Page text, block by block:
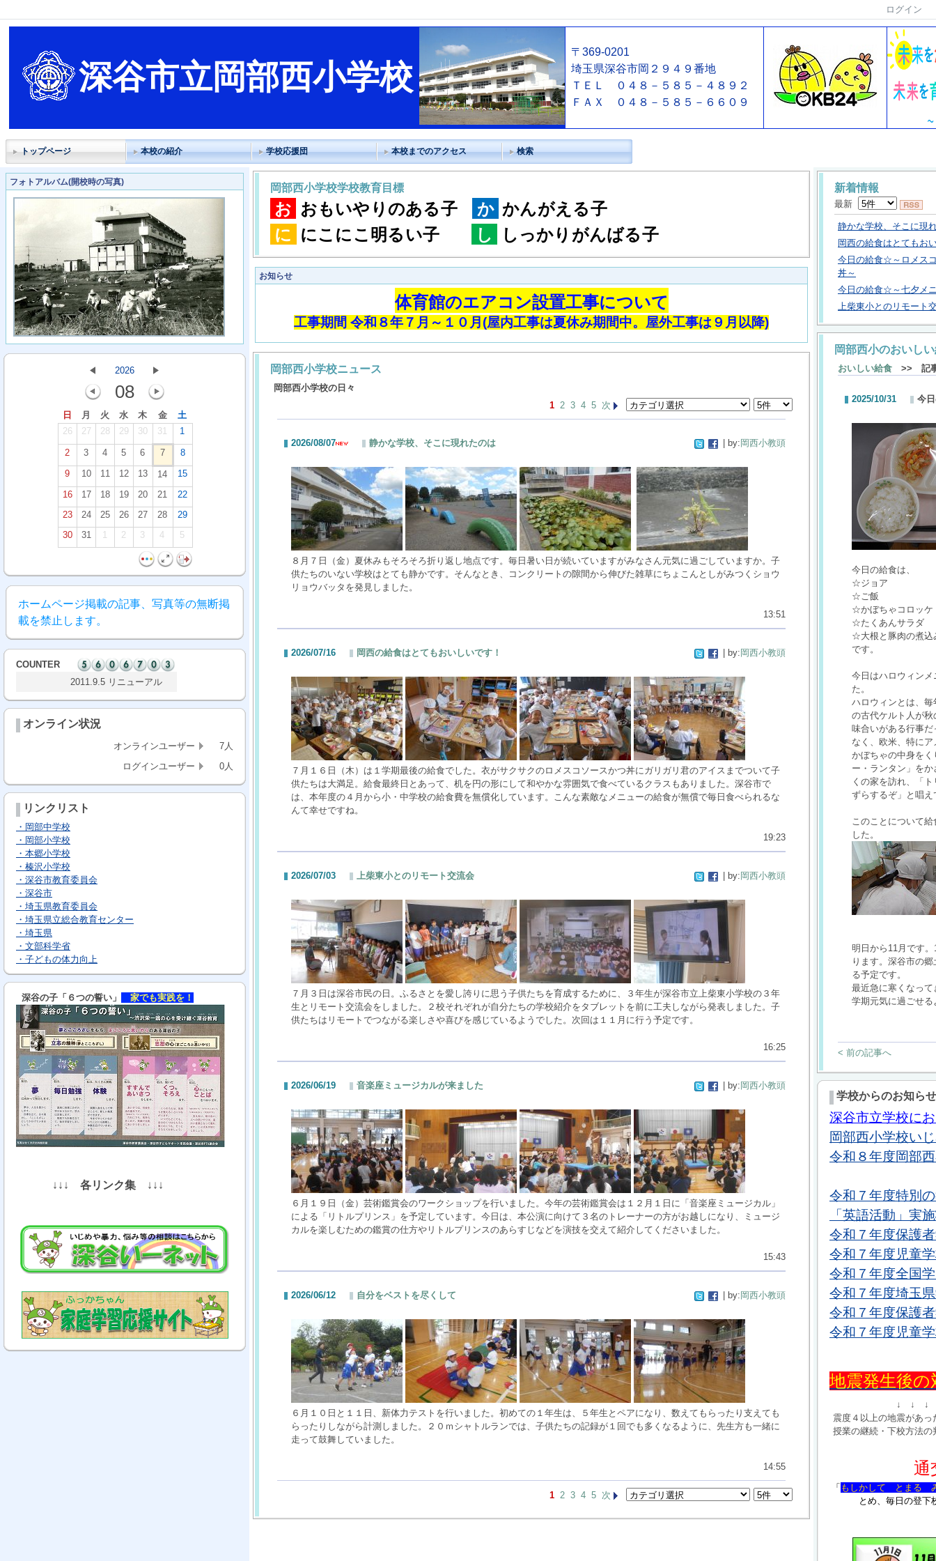
ログイン
深谷市立岡部西小学校
〒369-0201
埼玉県深谷市岡２９４９番地
ＴＥＬ ０４８－５８５－４８９２
ＦＡＸ ０４８－５８５－６６０９
トップページ 本校の紹介 学校応援団 本校までのアクセス 検索
フォトアルバム(開校時の写真)
2026
08
日 月 火 水 木 金
土
26
27 28 29 30 31 1
2 3 4 5 6 7
8
9
10 11 12 13 14
15
16
17 18 19 20 21
22
23
24 25 26 27 28
29
30
31 1 2 3 4 5
ホームページ掲載の記事、写真等の無断掲
載を禁止します。
COUNTER
2011.9.5 リニューアル
オンライン状況
オンラインユーザー
7人
ログインユーザー
0人
リンクリスト
・岡部中学校
・岡部小学校
・本郷小学校
・榛沢小学校
・深谷市教育委員会
・深谷市
・埼玉県教育委員会
・埼玉県立総合教育センター
・埼玉県
・文部科学省
・子どもの体力向上
深谷の子「６つの誓い」 家でも実践を！
↓↓↓ 各リンク集 ↓↓↓
岡部西小学校学校教育目標
お おもいやりのある子 か かんがえる子
に
にこにこ明るい子 し しっかりがんばる子
お知らせ
体育館のエアコン設置工事について
工事期間 令和８年７月～１０月(屋内工事は夏休み期間中。屋外工事は９月以降)
岡部西小学校ニュース
岡部西小学校の日々
1 2 3 4 5 次
2026/08/07 静かな学校、そこに現れたのは | by: 岡西小教頭
８月７日（金）夏休みもそろそろ折り返し地点です。毎日暑い日が続いていますがみなさん元気に過ごしていますか。子
供たちのいない学校はとても静かです。そんなとき、コンクリートの隙間から伸びた雑草にちょこんとしがみつくショウ
リョウバッタを発見しました。
13:51
2026/07/16 岡西の給食はとてもおいしいです！ | by: 岡西小教頭
７月１６日（木）は１学期最後の給食でした。衣がサクサクのロメスコソースかつ丼にガリガリ君のアイスまでついて子
供たちは大満足。給食最終日とあって、机を円の形にして和やかな雰囲気で食べているクラスもありました。深谷市で
は、本年度の４月から小・中学校の給食費を無償化しています。こんな素敵なメニューの給食が無償で毎日食べられるな
んて幸せですね。
19:23
2026/07/03 上柴東小とのリモート交流会 | by: 岡西小教頭
７月３日は深谷市民の日。ふるさとを愛し誇りに思う子供たちを育成するために、３年生が深谷市立上柴東小学校の３年
生とリモート交流会をしました。２校それぞれが自分たちの学校紹介をタブレットを前に工夫しながら発表しました。子
供たちはリモートでつながる楽しさや喜びを感じているようでした。次回は１１月に行う予定です。
16:25
2026/06/19 音楽座ミュージカルが来ました | by: 岡西小教頭
６月１９日（金）芸術鑑賞会のワークショップを行いました。今年の芸術鑑賞会は１２月１日に「音楽座ミュージカル」
による「リトルプリンス」を予定しています。今日は、本公演に向けて３名のトレーナーの方がお越しになり、ミュージ
カルを楽しむための鑑賞の仕方やリトルプリンスのあらすじなどを演技を交えて紹介してくださいました。
15:43
2026/06/12 自分をベストを尽くして | by: 岡西小教頭
６月１０日と１１日、新体力テストを行いました。初めての１年生は、５年生とペアになり、数えてもらったり支えても
らったりしながら計測しました。２０ｍシャトルランでは、子供たちの記録が１回でも多くなるように、先生方も一緒に
走って鼓舞していました。
14:55
1 2 3 4 5 次
新着情報
最新
静かな学校、そこに現
岡西の給食はとてもお
今日の給食☆～ロメス
丼～
今日の給食☆～七夕メ
上柴東小とのリモート
岡部西小のおいし
おいしい給食 >> 記
2025/10/31 今
今日の給食は、
☆ジョア
☆ご飯
☆かぼちゃコロッケ
☆たくあんサラダ
☆大根と豚肉の煮込
です。
今日はハロウィン
た。
ハロウィンとは、
の古代ケルト人が
味合いがある行事
なく、欧米、特に
かぼちゃの中身を
ー・ランタン」を
くの家を訪れ、「
ずらするぞ」と唱
このことについて
した。
明日から11月です
ります。深谷市の
る予定です。
最近急に寒くなっ
学期元気に過ごせ
< 前の記事へ
学校からのお知らせ
深谷市立学校に
岡部西小学校い
令和８年度岡部
令和７年度特別
「英語活動」実
令和７年度保護
令和７年度児童
令和７年度全国
令和７年度埼玉
令和７年度保護
令和７年度児童
地震発生後
↓ ↓ ↓
震度４以上の地震があっ
授業の継続・下校方法の
通
「 もしかして とまる
とめ、毎日の登下